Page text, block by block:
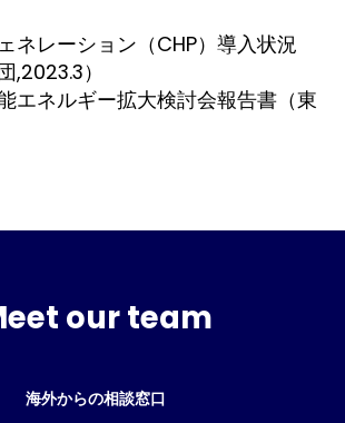
ネレーション（CHP）導入状況
,2023.3）
エネルギー拡大検討会報告書（東
our team
海外からの相談窓口